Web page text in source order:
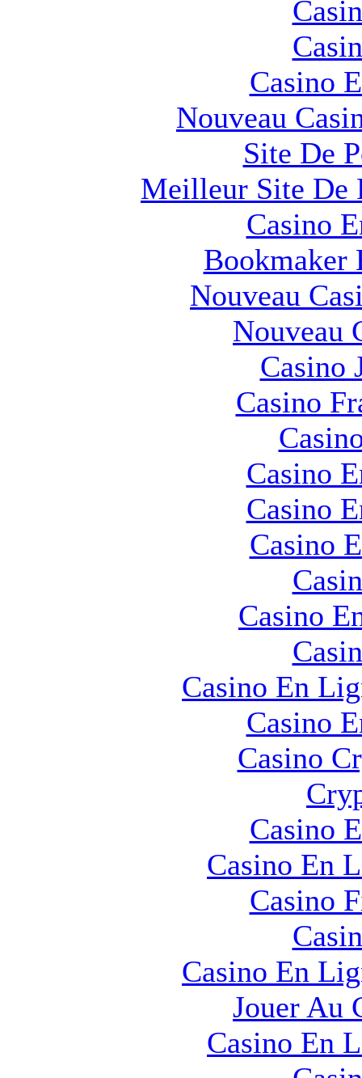
Casino
Nouveau
Site De
Meilleur Site De
Casino
Bookmaker
Nouveau
Nouveau
Casino
Casino
Casino
Casino
Casino
Casino
Casino En
Casino
Casino
Casino
Casino En
Casino
Casino En
Jouer Au
Casino En